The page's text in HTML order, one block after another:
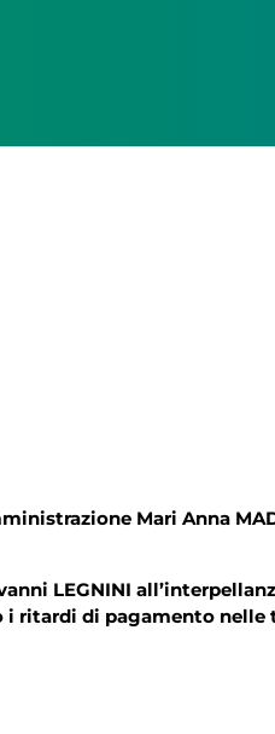
Mari Anna
LEGNINI
ritardi di pagamento nelle